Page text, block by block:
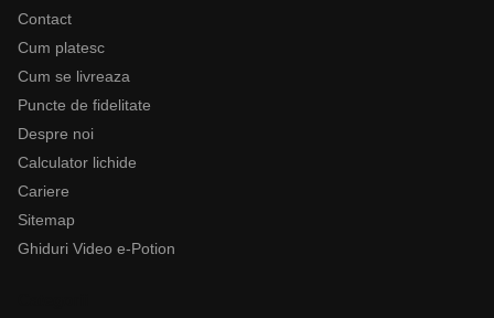
Contact
Cum platesc
Cum se livreaza
Puncte de fidelitate
Despre noi
Calculator lichide
Cariere
Sitemap
Ghiduri Video e-Potion